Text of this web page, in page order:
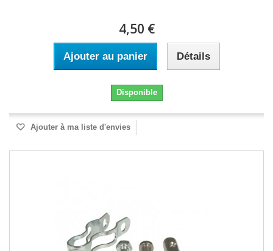
4,50 €
Ajouter au panier Détails
Disponible
Ajouter à ma liste d'envies